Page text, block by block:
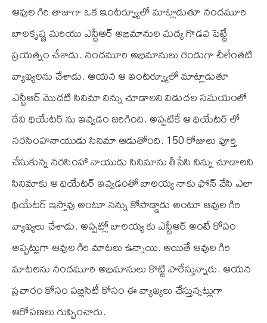
ఆవుల గిరి తాజాగా ఒక ఇంటర్వ్యూలో మాట్లాడుతూ నందమూరి
బాలకృష్ణ మరియు ఎన్టీఆర్ అభిమానుల మద్య గొడవ పెట్టే
ప్రయత్నం చేశాడు. నందమూరి అభిమానులు రెండుగా చీలేంతటి
వ్యాఖ్యలను చేశాడు. ఆయన ఆ ఇంటర్వ్యూలో మాట్లాడుతూ
ఎన్టీఆర్‌ మొదటి సినిమా నిన్ను చూడాలని విడుదల సమయంలో
దేవి థియేటర్ ను ఇవ్వడం జరిగింది. అప్పటికే ఆ థియేటర్ లో
నరసింహనాయుడు సినిమా ఆడుతోంది. 150 రోజులు పూర్తి
చేసుకున్న నరసింహా నాయుడు సినిమాను తీసేసి నిన్ను చూడాలని
సినిమాకు ఆ థియేటర్ ఇవ్వడంతో బాలయ్య నాకు ఫోన్ చేసి ఎలా
థియేటర్ ఇస్తావు అంటూ నన్ను కోపాడ్డాడు అంటూ ఆవుల గిరి
వ్యాఖ్యలు చేశాడు. అప్పట్లో బాలయ్య కు ఎన్టీఆర్‌ అంటే కోపం
అప్పట్లుగా ఆవుల గిరి మాటలు ఉన్నాయి. అయితే ఆవుల గిరి
మాటలను నందమూరి అభిమానులు కొట్టి పారేస్తున్నారు. ఆయన
ప్రచారం కోసం పబ్లిసిటీ కోసం ఈ వ్యాఖ్యలు చేస్తున్నట్లుగా
ఆరోపణలు గుప్పించారు.